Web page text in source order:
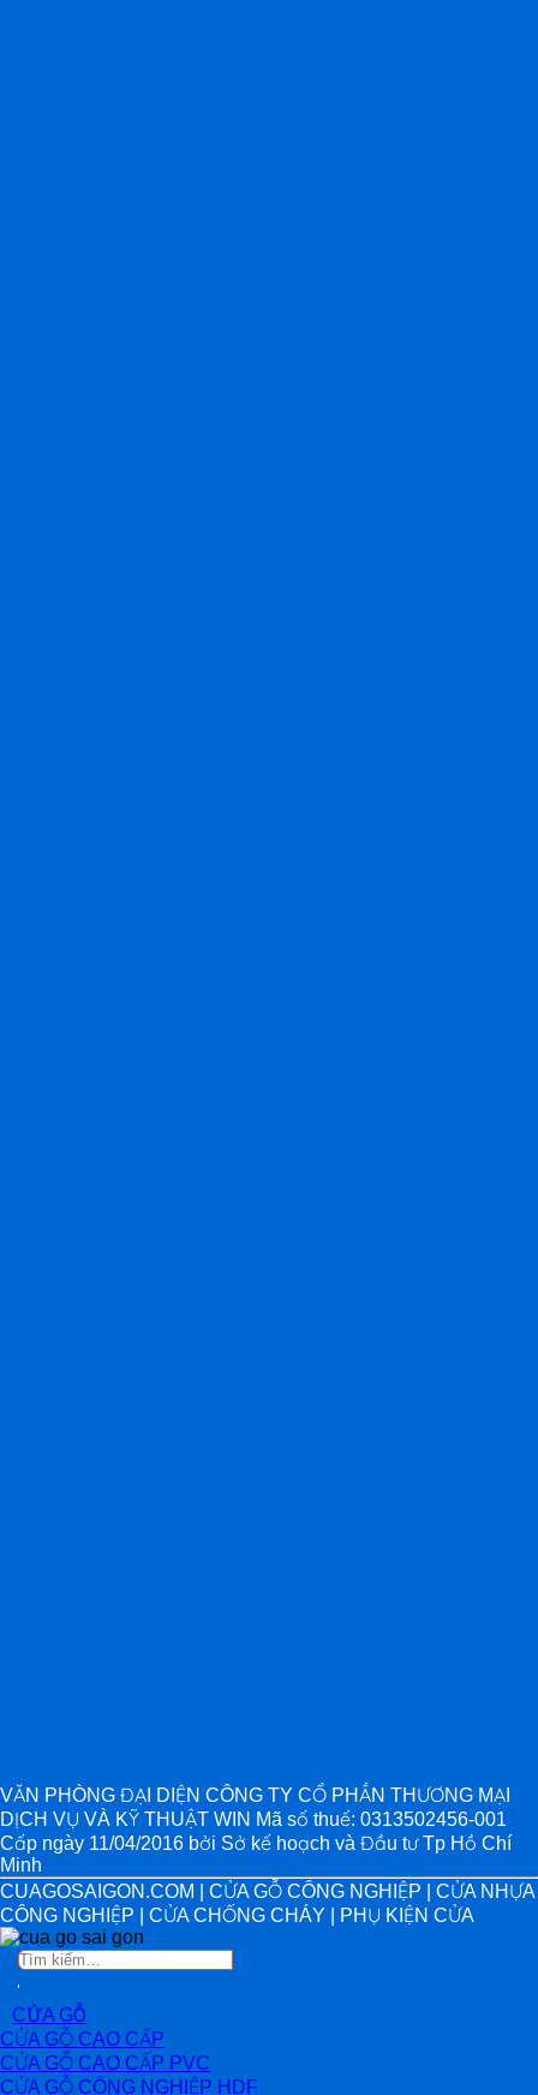
VĂN PHÒNG ĐẠI DIỆN CÔNG TY CỔ PHẦN THƯƠNG MẠI
DỊCH VỤ VÀ KỸ THUẬT WIN Mã số thuế: 0313502456-001
Cấp ngày 11/04/2016 bởi Sở kế hoạch và Đầu tư Tp Hồ Chí
Minh
CUAGOSAIGON.COM | CỬA GỖ CÔNG NGHIỆP | CỬA NHỰA
CÔNG NGHIỆP | CỬA CHỐNG CHÁY | PHỤ KIỆN CỬA
Tìm
kiếm:
CỬA GỖ
CỬA GỖ CAO CẤP
CỬA GỖ CAO CẤP PVC
CỬA GỖ CÔNG NGHIỆP HDF